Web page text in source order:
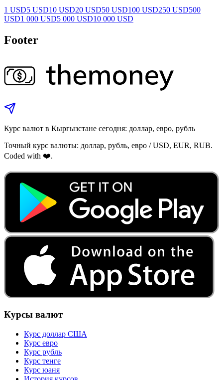
1 USD5 USD10 USD20 USD50 USD100 USD250 USD500
USD1 000 USD5 000 USD10 000 USD
Footer
Курс валют в Кыргызстане сегодня: доллар, евро, рубль
Точный курс валюты: доллар, рубль, евро / USD, EUR, RUB.
Coded with ❤️.
Курсы валют
Курс доллар США
Курс евро
Курс рубль
Курс тенге
Курс юаня